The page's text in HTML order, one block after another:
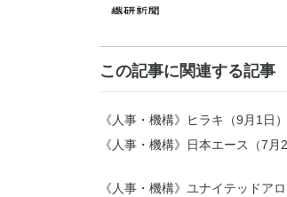
この記事に関連する記事
《人事・機構》ヒラキ（9月1日）
《人事・機構》日本エース（7月
《人事・機構》ユナイテッドア